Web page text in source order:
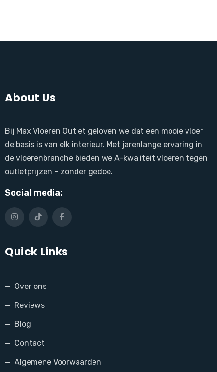
About Us
Bij Max Vloeren Outlet geloven we dat een mooie vloer
de basis is van elk interieur. Met jarenlange ervaring in
de vloerenbranche bieden we A-kwaliteit vloeren tegen
outletprijzen – zonder gedoe.
Social media:
Quick Links
Over ons
Reviews
Blog
Contact
Algemene Voorwaarden